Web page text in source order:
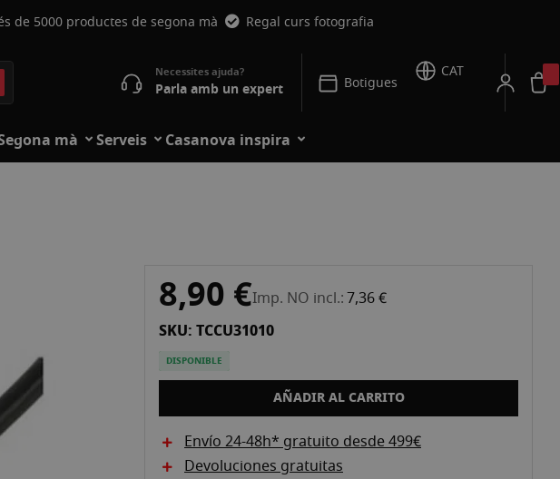
de 5000 productes de segona mà Regal curs fotografia
Parla amb un expert Botigues
CAT
mà Serveis Casanova inspira
8,90 €Imp. NO incl. 7,36 €
SKU: TCCU31010
DISPONIBLE
AÑADIR AL CARRITO
Envío 24-48h* gratuito desde 499€
Devoluciones gratuitas